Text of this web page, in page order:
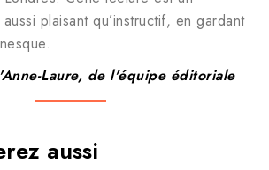
plaisant qu’instructif, en gardant
Laure, de l'équipe éditoriale
aussi